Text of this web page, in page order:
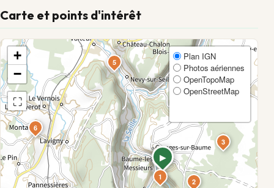
Carte et points d'intérêt
1
2
3
4
5
6
+
−
⛶
Plan IGN
Photos aériennes
OpenTopoMap
OpenStreetMap